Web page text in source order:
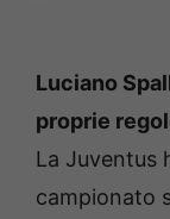
Luciano
proprie
La Juventus
campionato